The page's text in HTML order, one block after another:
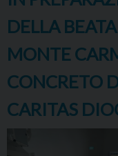
DELLA
MONTE
CONCRETO
CARITAS